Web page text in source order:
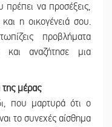
πρέπει να προσέξεις,
η οικογένειά σου.
προβλήματα
αναζήτησε μια
της μέρας
που μαρτυρά ότι ο
το συνεχές αίσθημα